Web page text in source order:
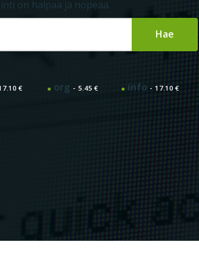
on halpaa ja nopeaa.
€ org 5.45 € info 17.10 €